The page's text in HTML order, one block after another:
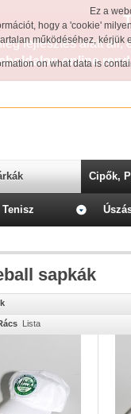
Ez a
hogy a 'cookie'
működéséhez, kérjük
on what data is
fejlesztés alatt áll,
online
Cipők,
Tenisz
sapkák
Lista